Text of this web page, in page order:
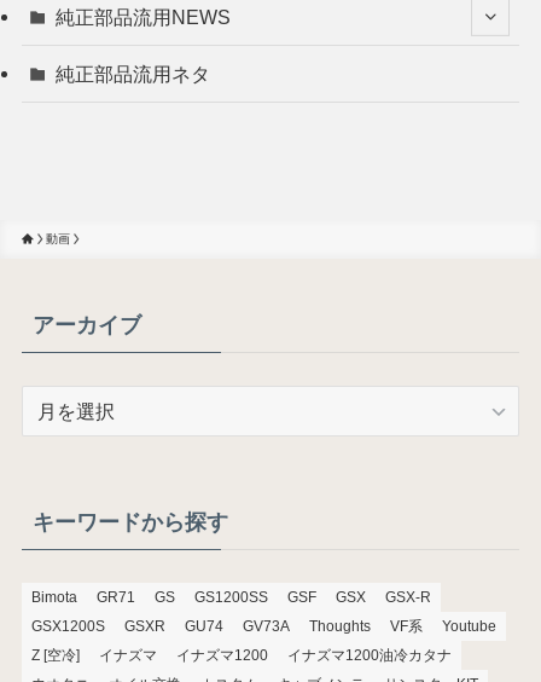
純正部品流用NEWS
純正部品流用ネタ
動画
アーカイブ
ブキーワードから探す
Bimota GR71 GS GS1200SS GSF GSX
GSX-R
GSX1200S
GSXR GU74 GV73A Thoughts VF系
Youtube
Z [空冷]
イナズマ イナズマ1200
イナズマ1200油冷カタナ